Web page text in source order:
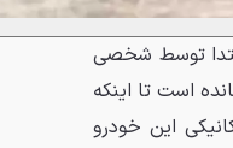
توسط شخصی
است تا اینکه
مکانیکی این خودرو